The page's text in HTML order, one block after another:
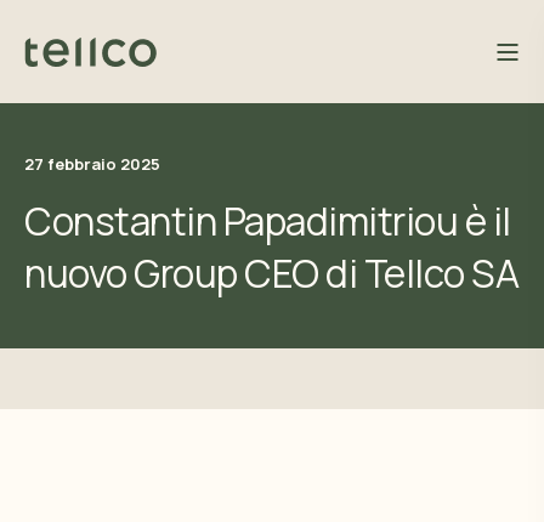
27 febbraio 2025
Constantin Papadimitriou è il
nuovo Group CEO di Tellco SA